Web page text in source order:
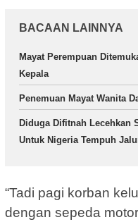
BACAAN LAINNYA
Mayat Perempuan
Kepala
Penemuan Mayat Wanita
Diduga Difitnah Lecehkan
Untuk Nigeria Tempuh
“Tadi pagi korban
dengan sepeda